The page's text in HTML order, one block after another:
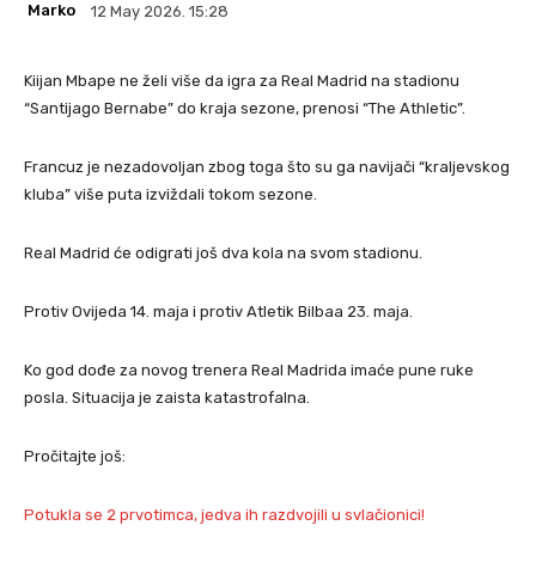
Marko 12 May 2026. 15:28
Kiijan Mbape ne želi više da igra za Real Madrid na stadionu
“Santijago Bernabe” do kraja sezone, prenosi “The Athletic”.
Francuz je nezadovoljan zbog toga što su ga navijači “kraljevskog
kluba” više puta izviždali tokom sezone.
Real Madrid će odigrati još dva kola na svom stadionu.
Protiv Ovijeda 14. maja i protiv Atletik Bilbaa 23. maja.
Ko god dođe za novog trenera Real Madrida imaće pune ruke
posla. Situacija je zaista katastrofalna.
Pročitajte još:
Potukla se 2 prvotimca, jedva ih razdvojili u svlačionici!